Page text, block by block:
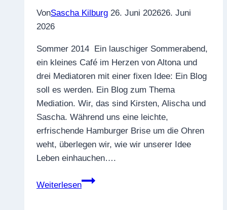
VonSascha Kilburg 26. Juni 202626. Juni
2026
Sommer 2014 Ein lauschiger Sommerabend,
ein kleines Café im Herzen von Altona und
drei Mediatoren mit einer fixen Idee: Ein Blog
soll es werden. Ein Blog zum Thema
Mediation. Wir, das sind Kirsten, Alischa und
Sascha. Während uns eine leichte,
erfrischende Hamburger Brise um die Ohren
weht, überlegen wir, wie wir unserer Idee
Leben einhauchen….
Weiterlesen
Blogstart: